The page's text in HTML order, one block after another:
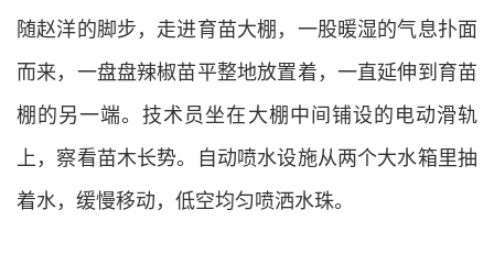
随赵洋的脚步，走进育苗大棚，一股暖湿的气息扑面
而来，一盘盘辣椒苗平整地放置着，一直延伸到育苗
棚的另一端。技术员坐在大棚中间铺设的电动滑轨
上，察看苗木长势。自动喷水设施从两个大水箱里抽
着水，缓慢移动，低空均匀喷洒水珠。